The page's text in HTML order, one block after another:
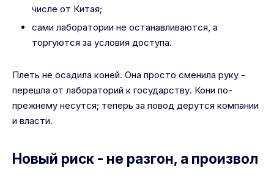
числе от Китая;
сами лаборатории не останавливаются, а
торгуются за условия доступа.
Плеть не осадила коней. Она просто сменила руку -
перешла от лабораторий к государству. Кони по-
прежнему несутся; теперь за повод дерутся компании
и власти.
Новый риск - не разгон, а произвол